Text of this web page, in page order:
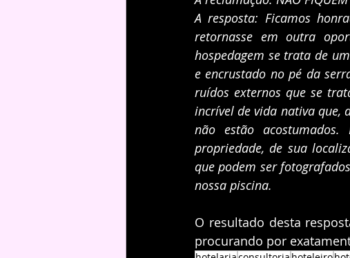
A resposta: Ficamos
retornasse em outra
hospedagem se trata de
e encrustado no pé da
ruídos externos que se
incrível de vida nativa que,
não estão
propriedade, de sua
que podem ser
nossa piscina.
O resultado desta
procurando por